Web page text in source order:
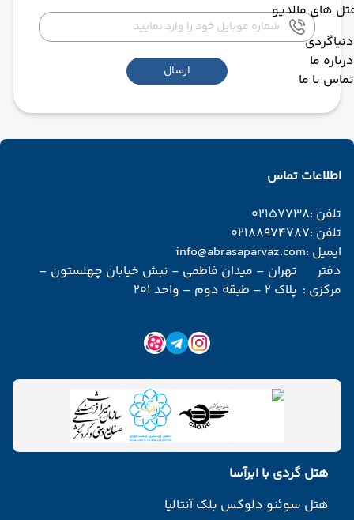
های مالدیو
دنیاگردی
درباره ما
تماس با ما
ارسال
اطلاعات تماس
تلفن :02157738
تلفن :02188974787
ایمیل :info@abrasaparvaz.com
دفتر
مرکزی :
تهران – میدان فاطمی - نبش خیابان چهلستون –
پلاک 2 – طبقه دوم – واحد 201
هتل گردی با ابرآسا
هتل سوئنو دلوکس بلک آنتالیا